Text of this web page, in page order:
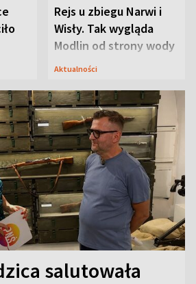
Rejs u zbiegu Narwi i
Wisły. Tak wygląda
Modlin od strony wody
Aktualności
salutowała